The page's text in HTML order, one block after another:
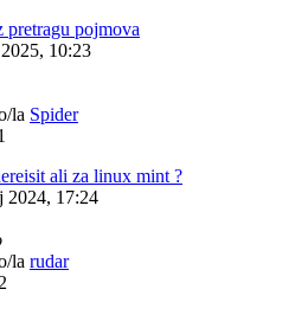
pojmova
10:23
la Spider
ali za linux mint ?
2024, 17:24
la rudar